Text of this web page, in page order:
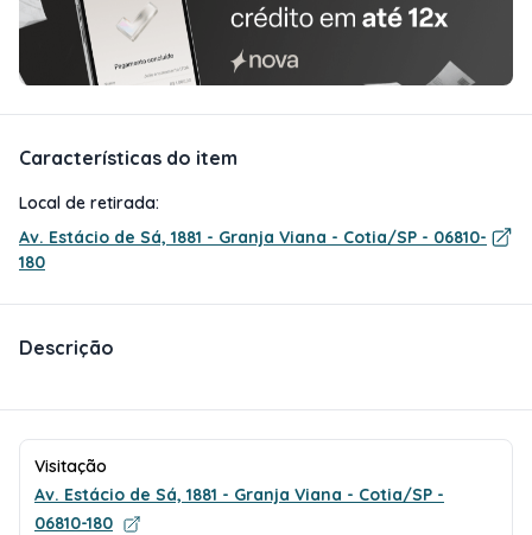
Características do item
Local de retirada:
Av. Estácio de Sá, 1881 - Granja Viana - Cotia/SP - 06810-
180
Descrição
Visitação
Av. Estácio de Sá, 1881 - Granja Viana - Cotia/SP -
06810-180